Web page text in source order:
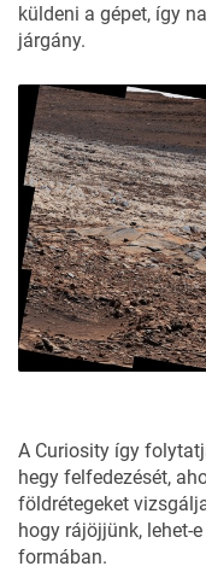
küldeni a gépet, így
járgány.
A Curiosity így
hegy felfedezését,
földrétegeket
hogy rájöjjünk, lehet-
formában.